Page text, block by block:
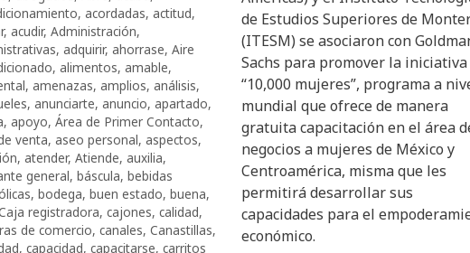
, acordadas, actitud,
, acudir, Administración,
, adquirir, ahorrase, Aire
, alimentos, amable,
, amenazas, amplios, análisis,
, anunciarte, anuncio, apartado,
, apoyo, Área de Primer Contacto,
venta, aseo personal, aspectos,
, atender, Atiende, auxilia,
general, báscula, bebidas
, bodega, buen estado, buena,
registradora, cajones, calidad,
de comercio, canales, Canastillas,
, capacidad, capacitarse, carritos
de Estudios Superiores de
(ITESM) se asociaron con
Sachs para promover la iniciativa
“10,000 mujeres”, programa a
mundial que ofrece de manera
gratuita capacitación en el área
negocios a mujeres de México y
Centroamérica, misma que les
permitirá desarrollar sus
capacidades para el
económico.